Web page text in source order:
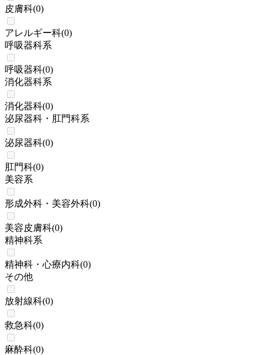
皮膚科(0)
アレルギー科(0)
呼吸器科系
呼吸器科(0)
消化器科系
消化器科(0)
泌尿器科・肛門科系
泌尿器科(0)
肛門科(0)
美容系
形成外科・美容外科(0)
美容皮膚科(0)
精神科系
精神科・心療内科(0)
その他
放射線科(0)
救急科(0)
麻酔科(0)